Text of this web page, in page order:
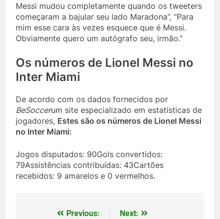
Messi mudou completamente quando os tweeters
começaram a bajular seu lado Maradona”, “Para
mim esse cara às vezes esquece que é Messi.
Obviamente quero um autógrafo seu, irmão.”
Os números de Lionel Messi no
Inter Miami
De acordo com os dados fornecidos por
BeSoccerum site especializado em estatísticas de
jogadores, Estes são os números de Lionel Messi
no Inter Miami:
Jogos disputados: 90Gols convertidos:
79Assistências contribuídas: 43Cartões
recebidos: 9 amarelos e 0 vermelhos.
Previous:
Next: